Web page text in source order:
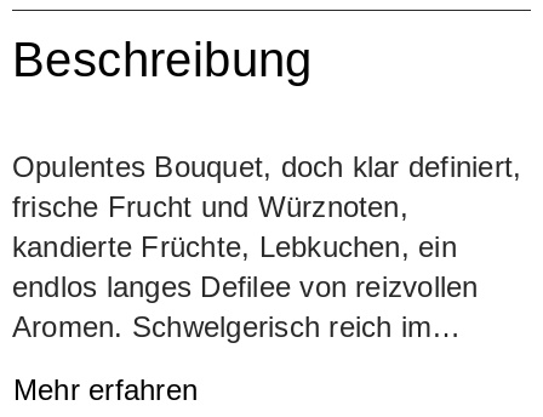
Beschreibung
Opulentes Bouquet, doch klar definiert,
frische Frucht und Würznoten,
kandierte Früchte, Lebkuchen, ein
endlos langes Defilee von reizvollen
Aromen. Schwelgerisch reich im
Mehr erfahren